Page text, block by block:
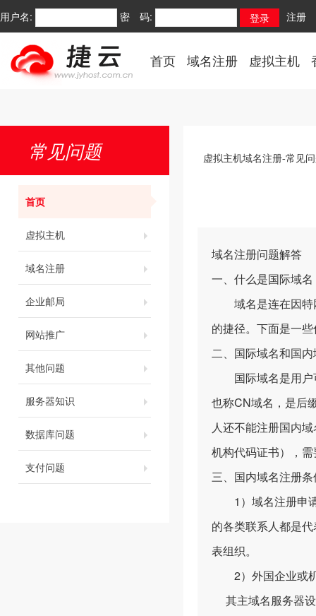
用户名: 密 码: 注册
首页 域名注册 虚拟主机
常见问题
首页
虚拟主机
域名注册
企业邮局
网站推广
其他问题
服务器知识
数据库问题
支付问题
虚拟主机域名注册-常见
域名注册问题解答
一、什么是国际域名
域名是连在因特
的捷径。下面是一
二、国际域名和国
国际域名是用户
也称CN域名，是后
人还不能注册国内
机构代码证书），
三、国内域名注册
1）域名注册申请
的各类联系人都是
表组织。
2）外国企业或机
其主域名服务器